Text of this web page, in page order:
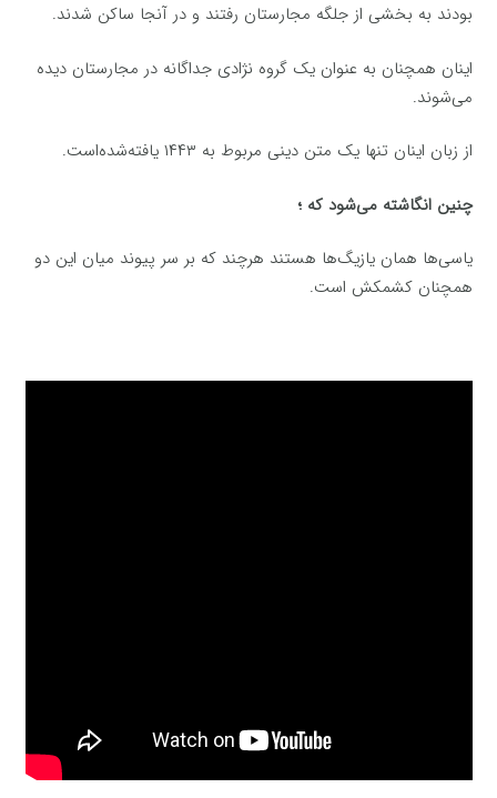
بودند به بخشی از جلگه مجارستان رفتند و در آنجا ساکن شدند.
اینان همچنان به عنوان یک گروه نژادی جداگانه در مجارستان دیده
می‌شوند.
از زبان اینان تنها یک متن دینی مربوط به ۱۴۴۳ یافته‌شده‌است.
چنین انگاشته می‌شود که ؛
یاسی‌ها همان یازیگ‌ها هستند هرچند که بر سر پیوند میان این دو
همچنان کشمکش است.